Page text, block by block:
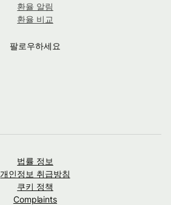
환율 알림
환율 비교
팔로우하세요
법률 정보
개인정보 취급방침
쿠키 정책
Complaints